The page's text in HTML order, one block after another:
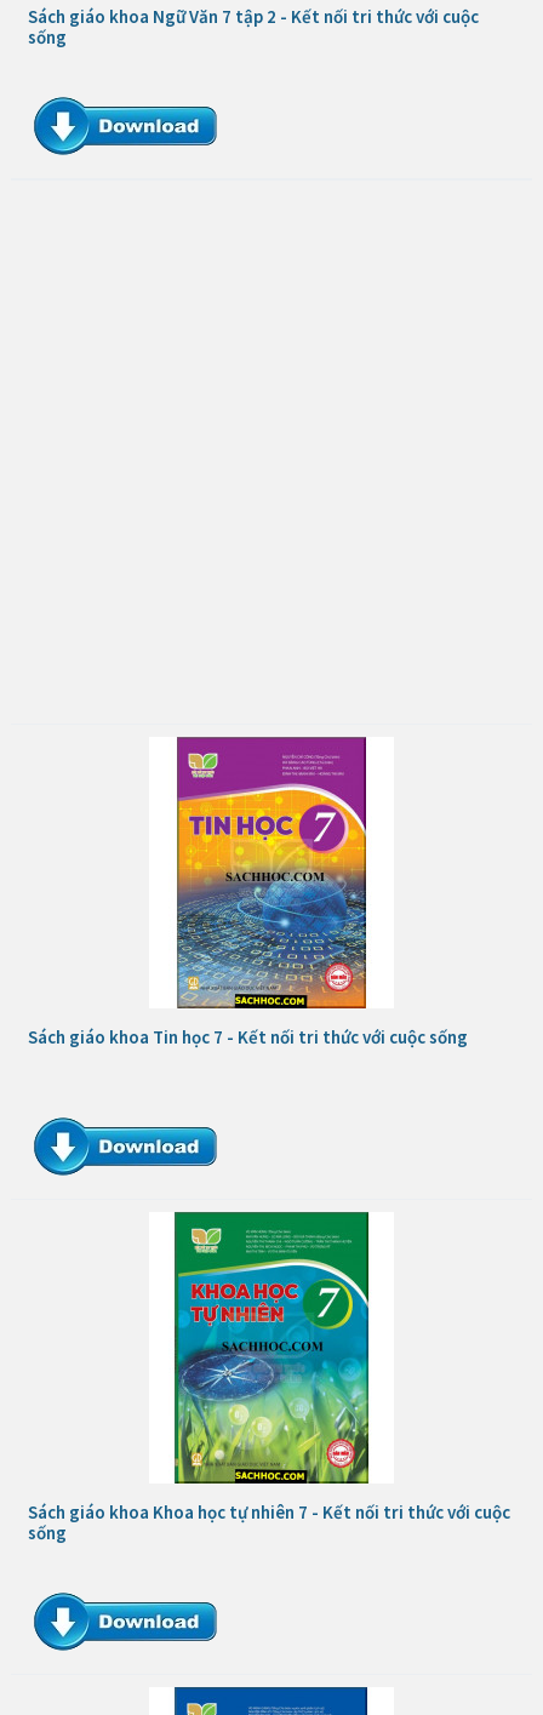
Sách giáo khoa Ngữ Văn 7 tập 2 - Kết nối tri thức với cuộc
sống
Sách giáo khoa Tin học 7 - Kết nối tri thức với cuộc sống
Sách giáo khoa Khoa học tự nhiên 7 - Kết nối tri thức với cuộc
sống